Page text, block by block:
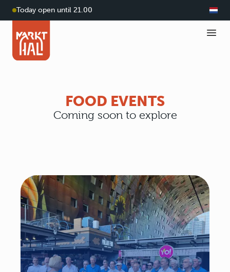
Today open until 21.00
FOOD EVENTS
Coming soon to explore